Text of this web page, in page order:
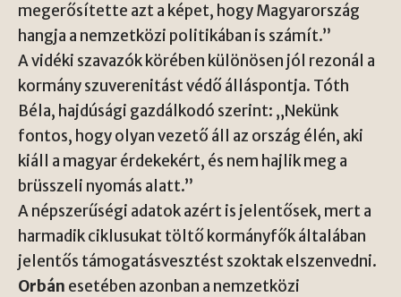
megerősítette azt a képet, hogy Magyarország
hangja a nemzetközi politikában is számít.”
A vidéki szavazók körében különösen jól rezonál a
kormány szuverenitást védő álláspontja. Tóth
Béla, hajdúsági gazdálkodó szerint: „Nekünk
fontos, hogy olyan vezető áll az ország élén, aki
kiáll a magyar érdekekért, és nem hajlik meg a
brüsszeli nyomás alatt.”
A népszerűségi adatok azért is jelentősek, mert a
harmadik ciklusukat töltő kormányfők általában
jelentős támogatásvesztést szoktak elszenvedni.
Orbán esetében azonban a nemzetközi